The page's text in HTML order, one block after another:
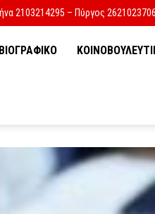
2103214295 – Πύργος
ΒΙΟΓΡΑΦΙΚΟ